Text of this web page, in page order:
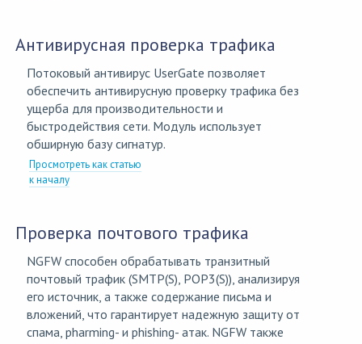
Антивирусная проверка трафика
Потоковый антивирус UserGate позволяет
обеспечить антивирусную проверку трафика без
ущерба для производительности и
быстродействия сети. Модуль использует
обширную базу сигнатур.
Просмотреть как статью
к началу
Проверка почтового трафика
NGFW способен обрабатывать транзитный
почтовый трафик (SMTP(S), POP3(S)), анализируя
его источник, а также содержание письма и
вложений, что гарантирует надежную защиту от
спама, pharming- и phishing- атак. NGFW также